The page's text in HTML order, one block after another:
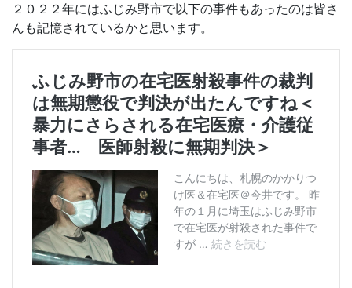
２０２２年にはふじみ野市で以下の事件もあったのは皆さ
んも記憶されているかと思います。